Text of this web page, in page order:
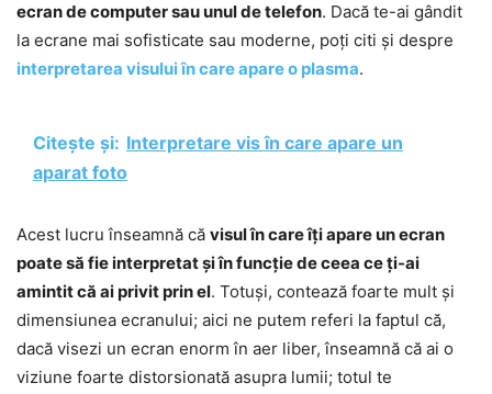
ecran de computer sau unul de telefon. Dacă te-ai gândit
la ecrane mai sofisticate sau moderne, poți citi și despre
interpretarea visului în care apare o plasma.
Citește și: Interpretare vis în care apare un
aparat foto
Acest lucru înseamnă că visul în care îți apare un ecran
poate să fie interpretat și în funcție de ceea ce ți-ai
amintit că ai privit prin el. Totuși, contează foarte mult și
dimensiunea ecranului; aici ne putem referi la faptul că,
dacă visezi un ecran enorm în aer liber, înseamnă că ai o
viziune foarte distorsionată asupra lumii; totul te